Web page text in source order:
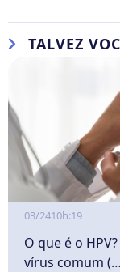
TALVEZ
03/2410h:19
O que é o
vírus comum